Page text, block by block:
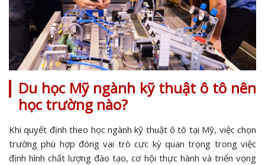
Du học Mỹ ngành kỹ thuật ô tô nên
học trường nào?
Khi quyết định theo học ngành kỹ thuật ô tô tại Mỹ, việc chọn
trường phù hợp đóng vai trò cực kỳ quan trọng trong việc
định hình chất lượng đào tạo, cơ hội thực hành và triển vọng